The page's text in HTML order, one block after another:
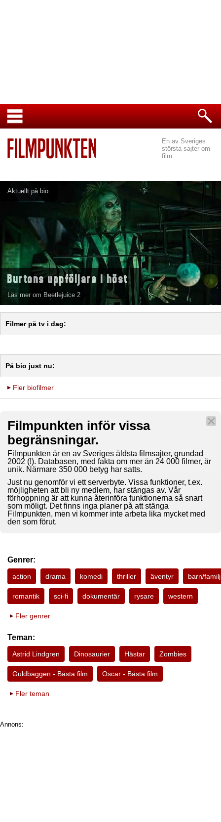
En av Sveriges
största sajter om
film.
Aktuellt på bio:
Burtons uppföljare i höst
Läs mer om Beetlejuice 2
Filmer på tv i dag:
På bio just nu:
Fler biofilmer
Filmpunkten inför vissa
begränsningar.
Filmpunkten är en av Sveriges äldsta filmsajter, grundad
2002 (!). Databasen, med fakta om mer än 24 000 filmer, är
unik. Närmare 350 000 betyg har satts.
Just nu genomför vi ett serverbyte. Vissa funktioner, t.ex.
möjligheten att bli ny medlem, har stängas av. Vår
förhoppning är att kunna återinföra funktionerna så snart
som möligt. Det finns inga planer på att stänga
Filmpunkten, men vi kommer inte arbeta lika mycket med
den som förut.
Genrer:
action drama komedi thriller äventyr barn/familj
romantik sci-fi dokumentär rysare western
Fler genrer
Teman:
Astrid Lindgren Dinosaurier Hästar Zombies
Guldbaggen - Bästa film Oscar - Bästa film
Fler teman
Annons: